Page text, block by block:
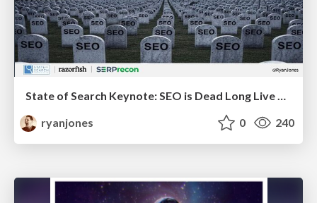
State of Search Keynote: SEO is Dead Long Live SEO
ryanjones
0 240